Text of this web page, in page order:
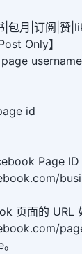
包月|订阅|赞
Only】
id
Page ID
页面的 URL